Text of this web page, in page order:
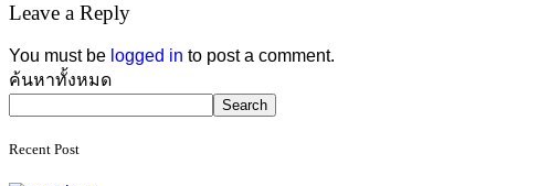
Leave a Reply
You must be logged in to post a comment.
Asides
ค้นหาทั้งหมด
Search
Recent Post